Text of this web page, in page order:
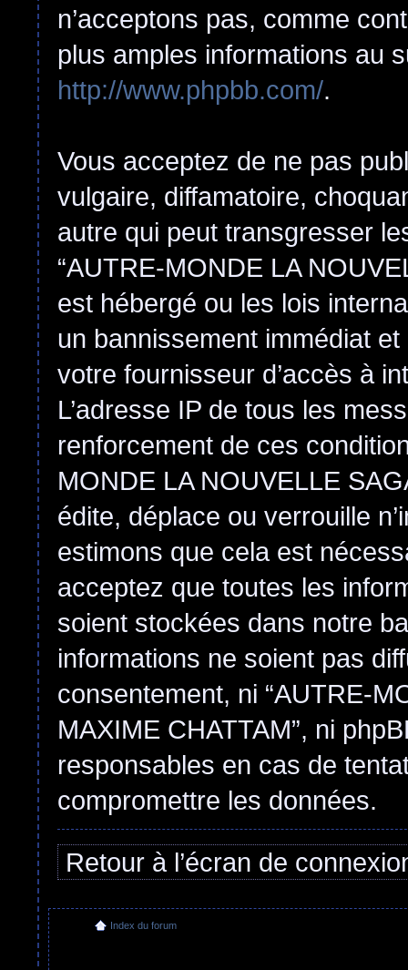
n’acceptons pas, comme
plus amples informations au
http://www.phpbb.com/.
Vous acceptez de ne pas
vulgaire, diffamatoire,
autre qui peut transgresser
“AUTRE-MONDE LA
est hébergé ou les lois
un bannissement immédiat
votre fournisseur d’accès à
L’adresse IP de tous les
renforcement de ces
MONDE LA NOUVELLE
édite, déplace ou verrouille
estimons que cela est
acceptez que toutes les
soient stockées dans notre
informations ne soient pas
consentement, ni “AUTRE-
MAXIME CHATTAM”, ni
responsables en cas de
compromettre les données.
Retour à l’écran de
Index du forum